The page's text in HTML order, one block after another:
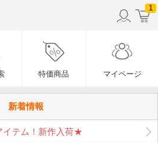
1
特価商品 マイページ
新着情報
イテム！新作入荷★